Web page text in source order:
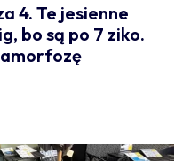
4. Te jesienne
bo są po 7 ziko.